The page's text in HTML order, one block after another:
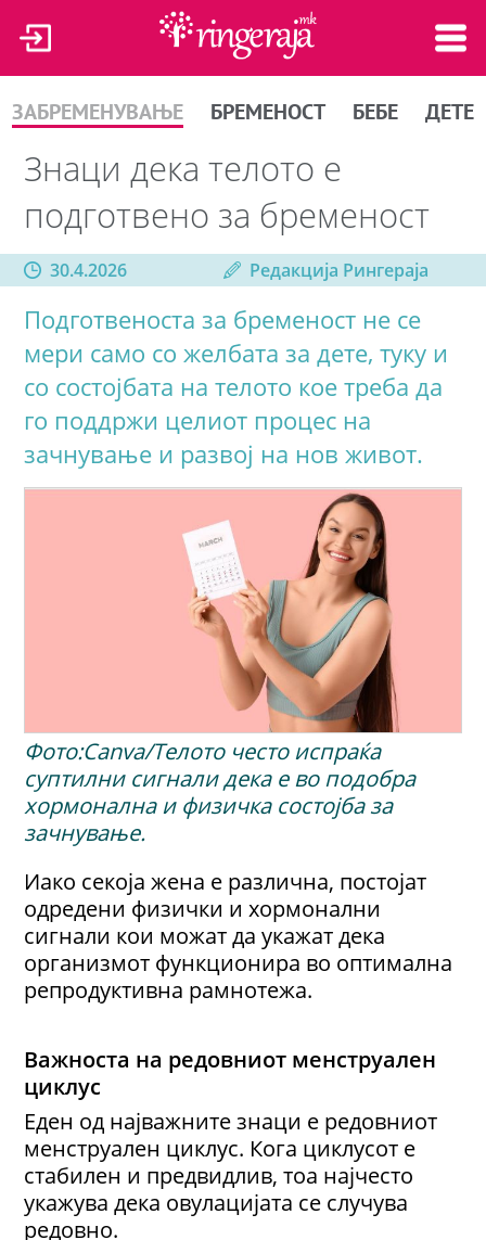
ЗАБРЕМЕНУВАЊЕ БРЕМЕНОСТ БЕБЕ ДЕТЕ
Знаци дека телото е
подготвено за бременост
30.4.2026 Редакција Рингераја
Подготвеноста за бременост не се
мери само со желбата за дете, туку и
со состојбата на телото кое треба да
го поддржи целиот процес на
зачнување и развој на нов живот.
Фото:Canva/Телото често испраќа
суптилни сигнали дека е во подобра
хормонална и физичка состојба за
зачнување.
Иако секоја жена е различна, постојат
одредени физички и хормонални
сигнали кои можат да укажат дека
организмот функционира во оптимална
репродуктивна рамнотежа.
Важноста на редовниот менструален
циклус
Еден од најважните знаци е редовниот
менструален циклус. Кога циклусот е
стабилен и предвидлив, тоа најчесто
укажува дека овулацијата се случува
редовно.